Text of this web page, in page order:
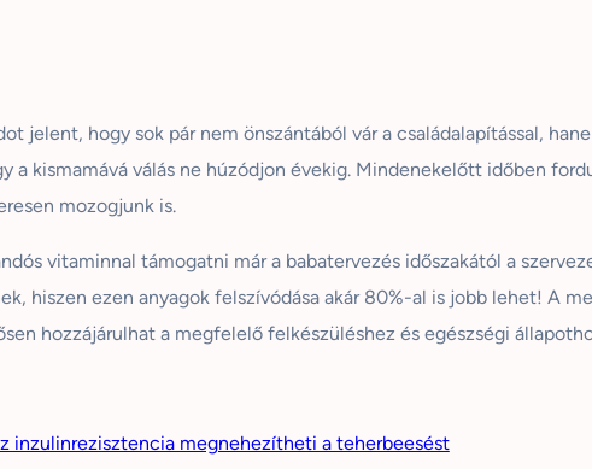
jelent, hogy sok pár nem önszántából vár a családalapítással,
kismamává válás ne húzódjon évekig. Mindenekelőtt időben
mozogjunk is.
vitaminnal támogatni már a babatervezés időszakától a
hiszen ezen anyagok felszívódása akár 80%-al is jobb lehet! A
hozzájárulhat a megfelelő felkészüléshez és egészségi
inzulinrezisztencia megnehezítheti a teherbeesést